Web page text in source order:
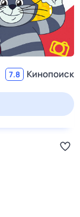
7.8 Кинопоиск